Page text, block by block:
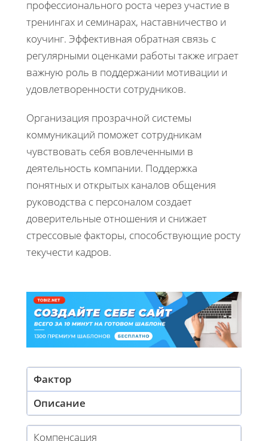
профессионального роста через участие в
тренингах и семинарах, наставничество и
коучинг. Эффективная обратная связь с
регулярными оценками работы также играет
важную роль в поддержании мотивации и
удовлетворенности сотрудников.
Организация прозрачной системы
коммуникаций поможет сотрудникам
чувствовать себя вовлеченными в
деятельность компании. Поддержка
понятных и открытых каналов общения
руководства с персоналом создает
доверительные отношения и снижает
стрессовые факторы, способствующие росту
текучести кадров.
Фактор
Описание
Компенсация